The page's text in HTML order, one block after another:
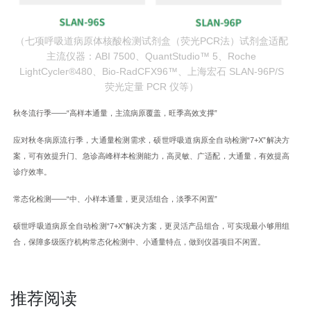
（七项呼吸道病原体核酸检测试剂盒（荧光PCR法）试剂盒适配
主流仪器：ABI 7500、QuantStudio™ 5、Roche
LightCycler®480、Bio-RadCFX96™、上海宏石 SLAN-96P/S
荧光定量 PCR 仪等）
秋冬流行季——“高样本通量，主流病原覆盖，旺季高效支撑”
应对秋冬病原流行季，大通量检测需求，硕世呼吸道病原全自动检测“7+X”解决方
案，可有效提升门、急诊高峰样本检测能力，高灵敏、广适配，大通量，有效提高
诊疗效率。
常态化检测——“中、小样本通量，更灵活组合，淡季不闲置”
硕世呼吸道病原全自动检测“7+X”解决方案，更灵活产品组合，可实现最小够用组
合，保障多级医疗机构常态化检测中、小通量特点，做到仪器项目不闲置。
推荐阅读